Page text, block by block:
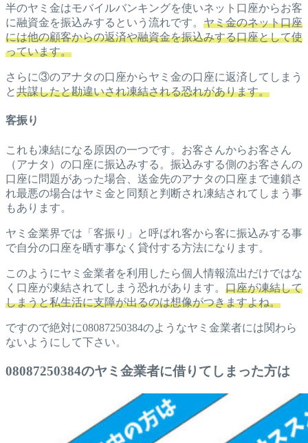
半のヤミ金はモバイルバンキングを使いネット口座からお客
に融資金を振込みするという流れです。 ヤミ金のネット口座
には他の顧客からの返済や融資金を振込みする口座として使
っています。
さらに③のアナタの口座からヤミ金の口座に返済してしまう
と共謀したと勘違いされ凍結される恐れがあります。
客振り
これも凍結になる原因の一つです。お客さんからお客さん
（アナタ）の口座に振込みする。振込みする側のお客さんの
口座に問題があった場合、送金先のアナタの口座まで連鎖さ
れ最悪の場合はヤミ金と同類と判断され凍結されてしまう事
もあります。
ヤミ金業界では「客振り」と呼ばれ客から客に振込みする事
で自分の口座を晒す事なく貸付する方法になります。
このようにヤミ金業者を利用したら個人情報流出だけではな
く口座が凍結されてしまう恐れがあります。 口座が凍結して
しまうと私生活に支障が出るのは想像がつきますよね。
ですので絶対に08087250384のようなヤミ金業者には関わら
ないようにして下さい。
08087250384のヤミ金業者に借りてしまった方は